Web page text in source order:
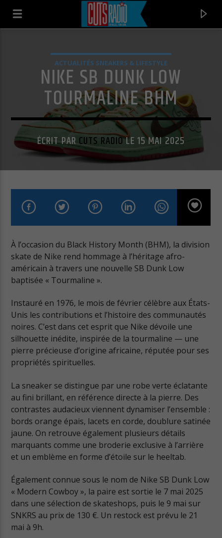
WONDERWALL
THE COOLTRANE QUARTET
Cuts Hip Hop R&B
Cuts Pop Rock
Cuts Afro
ACTUALITÉS SNEAKERS & LIFESTYLE
NIKE SB DUNK LOW
TOURMALINE BHM
ÉCRIT PAR CUTS RADIOLE 15 MAI 2025
À l’occasion du Black History Month (BHM), la division
skate de Nike rend hommage à l’héritage afro-
américain à travers une nouvelle SB Dunk Low
baptisée « Tourmaline ».
Instauré en 1976, le mois de février célèbre aux États-
Unis les contributions et l’histoire des communautés
noires. C’est dans cet esprit que Nike dévoile une
silhouette inédite, inspirée de la tourmaline — une
pierre précieuse d’origine africaine, réputée pour ses
propriétés spirituelles.
La sneaker se distingue par une robe verte éclatante
au fini brillant, en référence directe à la pierre. Des
contrastes audacieux viennent dynamiser l’ensemble :
bords orange épais, lacets en corde, doublure satinée
jaune. On retrouve également plusieurs détails
marquants comme une broderie exclusive à l’arrière
et un emblème en forme d’étoile sur le heeltab.
Également connue sous le nom de Nike SB Dunk Low
« Modern Cowboy », la paire est sortie le 7 mai 2025
dans une sélection de skateshops, puis le 9 mai sur
SNKRS au prix de 130 €. Un restock est prévu le 21
mai à 9h.